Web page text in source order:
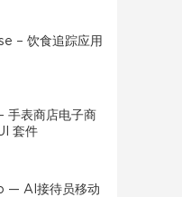
– 饮食追踪应用
手表商店电子商
套件
— AI接待员移动